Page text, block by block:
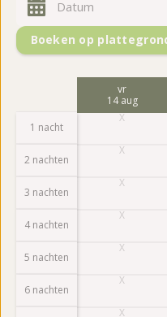
Boeken op
1 nacht
2 nachten
3 nachten
4 nachten
5 nachten
6 nachten
vr
14 aug